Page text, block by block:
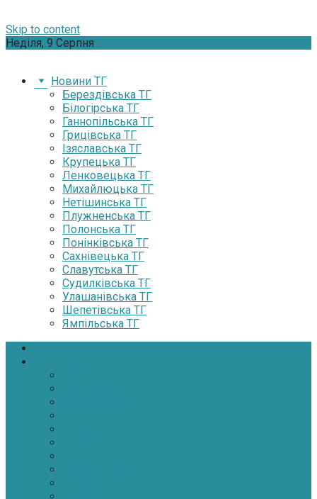
Skip to content
Неділя, 9 Серпня
Новини ТГ
Берездівська ТГ
Білогірська ТГ
Ганнопільська ТГ
Грицівська ТГ
Ізяславська ТГ
Крупецька ТГ
Ленковецька ТГ
Михайлюцька ТГ
Нетішинська ТГ
Плужненська ТГ
Полонська ТГ
Понінківська ТГ
Сахнівецька ТГ
Славутська ТГ
Судилківська ТГ
Улашанівська ТГ
Шепетівська ТГ
Ямпільська ТГ